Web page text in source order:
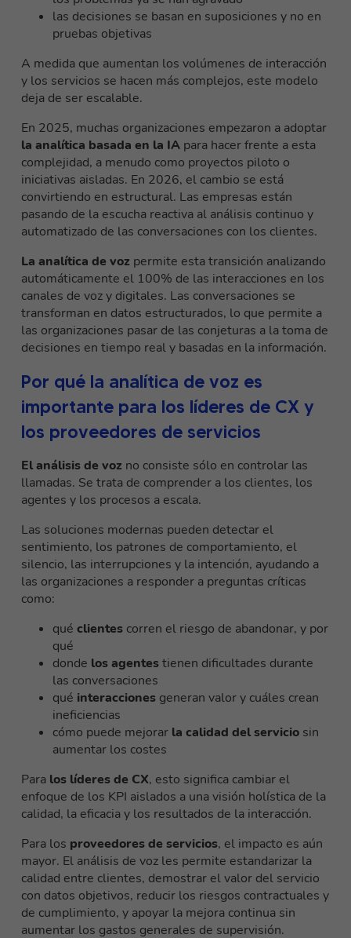
las decisiones se basan en suposiciones y no en
pruebas objetivas
A medida que aumentan los volúmenes de interacción
y los servicios se hacen más complejos, este modelo
deja de ser escalable.
En 2025, muchas organizaciones empezaron a adoptar
la analítica basada en la IA para hacer frente a esta
complejidad, a menudo como proyectos piloto o
iniciativas aisladas. En 2026, el cambio se está
convirtiendo en estructural. Las empresas están
pasando de la escucha reactiva al análisis continuo y
automatizado de las conversaciones con los clientes.
La analítica de voz permite esta transición analizando
automáticamente el 100% de las interacciones en los
canales de voz y digitales. Las conversaciones se
transforman en datos estructurados, lo que permite a
las organizaciones pasar de las conjeturas a la toma de
decisiones en tiempo real y basadas en la información.
Por qué la analítica de voz es
importante para los líderes de CX y
los proveedores de servicios
El análisis de voz no consiste sólo en controlar las
llamadas. Se trata de comprender a los clientes, los
agentes y los procesos a escala.
Las soluciones modernas pueden detectar el
sentimiento, los patrones de comportamiento, el
silencio, las interrupciones y la intención, ayudando a
las organizaciones a responder a preguntas críticas
como:
qué clientes corren el riesgo de abandonar, y por
qué
donde los agentestienen dificultades durante
las conversaciones
qué interacciones generan valor y cuáles crean
ineficiencias
cómo puede mejorar la calidad del servicio sin
aumentar los costes
Para los líderes de CX, esto significa cambiar el
enfoque de los KPI aislados a una visión holística de la
calidad, la eficacia y los resultados de la interacción.
Para los proveedores de servicios, el impacto es aún
mayor. El análisis de voz les permite estandarizar la
calidad entre clientes, demostrar el valor del servicio
con datos objetivos, reducir los riesgos contractuales y
de cumplimiento, y apoyar la mejora continua sin
aumentar los gastos generales de supervisión.